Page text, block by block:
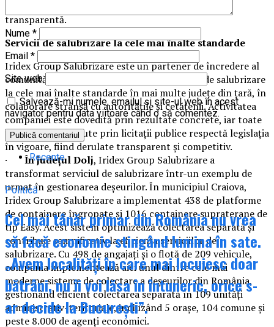
transparentă.
Servicii de salubrizare la cele mai înalte standarde
Iridex Group Salubrizare este un partener de încredere al
comunităților din România, derulând servicii de salubrizare
la cele mai înalte standarde în mai multe județe din țară, în
colaborare strânsă cu autoritățile și cetățenii. Activitatea
companiei este dovedită prin rezultate concrete, iar toate
contractele obținute prin licitații publice respectă legislația
în vigoare, fiind derulate transparent și competitiv.
·În județul Dolj, Iridex Group Salubrizare a
transformat serviciul de salubrizare într-un exemplu de
urmat în gestionarea deșeurilor. În municipiul Craiova,
Iridex Group Salubrizare a implementat 438 de platforme
de containere îngropate și 1016 containere supraterane de
tip Easy. Acest sistem optimizează colectarea separată și
contribuie semnificativ la eficiența serviciilor de
salubrizare. Cu 498 de angajați și o flotă de 209 vehicule,
compania implementează aici unul dintre cele mai
moderne sisteme de colectare a deșeurilor din România,
gestionând eficient colectarea separată în 109 unități
administrativ-teritoriale, incluzând 5 orașe, 104 comune și
peste 8.000 de agenți economici.
Nume *
Email *
Site web
Salvează-mi numele, emailul și site-ul web în acest
navigator pentru data viitoare când o să comentez.
Recente
Politică
Cel mai tânăr primar din România nu vrea
să facă economie stingând lumina în sate.
„Avem localități în care mai locuiesc doar
bătrâni, nu îi voi lăsa în întuneric, orice s-
ar decide la București”.